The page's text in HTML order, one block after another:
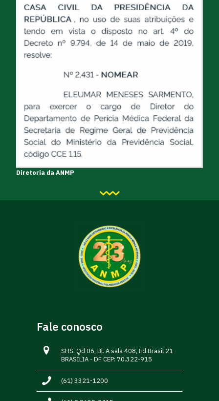
Diretoria da ANMP
Fale conosco
SHS. Qd 06, Bl. A sala 408, Ed.Brasil 21
BRASÍLIA - DF CEP: 70.322-915
(61) 3321-1200